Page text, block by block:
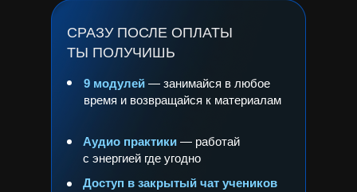
9 модулей — занимайся в любое
время и возвращайся к материалам
Аудио практики — работай
с энергией где угодно
Доступ в закрытый чат учеников
СРАЗУ ПОСЛЕ ОПЛАТЫ
ТЫ ПОЛУЧИШЬ